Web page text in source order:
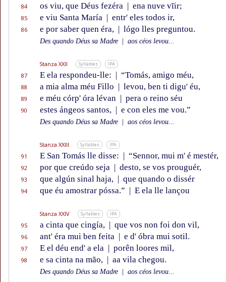
84 os viu, que Déus fezéra | ena nuve vĩir;
85 e viu Santa María | entr' eles todos ir,
86 e por saber quen éra, | lógo lles preguntou.
Des quando Déus sa Madre aos céos levou...
Stanza XXII Syllables IPA
87 E ela respondeu-lle: | “Tomás, amigo méu,
88 a mia alma méu Fillo | levou, ben ti digu' éu,
89 e méu córp' óra lévan | pera o reino séu
90 estes ángeos santos, | e con eles me vou.”
Des quando Déus sa Madre aos céos levou...
Stanza XXIII Syllables IPA
91 E San Tomás lle disse: | “Sennor, mui m' é mestér,
92 por que creúdo seja | desto, se vos prouguér,
93 que algún sinal haja, | que quando o dissér
94 que éu amostrar póssa.” | E ela lle lançou
Stanza XXIV Syllables IPA
95 a cinta que cingía, | que vos non foi don vil,
96 ant' éra mui ben feita | e d' óbra mui sotil.
97 E el déu end' a ela | porên loores mil,
98 e sa cinta na mão, | aa vila chegou.
Des quando Déus sa Madre aos céos levou...